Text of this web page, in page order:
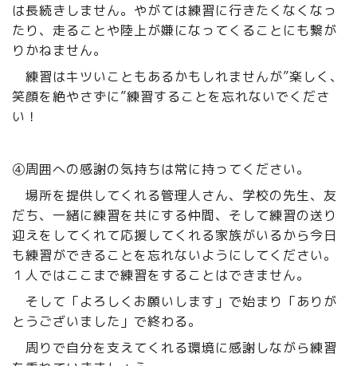
は長続きしません。やがては練習に行きたくなくなっ
たり、走ることや陸上が嫌になってくることにも繋が
りかねません。
練習はキツいこともあるかもしれませんが”楽しく、
笑顔を絶やさずに”練習することを忘れないでくださ
い！
④周囲への感謝の気持ちは常に持ってください。
場所を提供してくれる管理人さん、学校の先生、友
だち、一緒に練習を共にする仲間、そして練習の送り
迎えをしてくれて応援してくれる家族がいるから今日
も練習ができることを忘れないようにしてください。
１人ではここまで練習をすることはできません。
そして「よろしくお願いします」で始まり「ありが
とうございました」で終わる。
周りで自分を支えてくれる環境に感謝しながら練習